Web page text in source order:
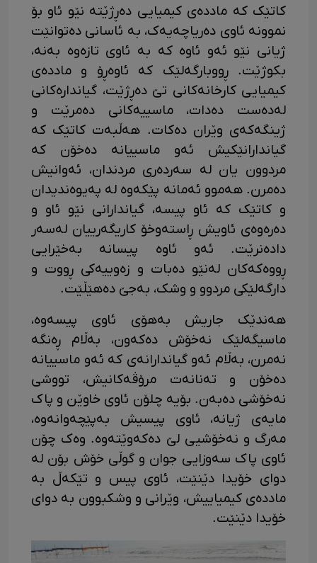
کاتێک کە ماددەی کیمیایی دەڕژێتە نێو ئاو بۆ
نموونە ئاوی دەریاچەیەک، بە ئاسانی دەتوانێت
ژیانی نێو ئەو ئاوە کە بە ئاوی تازەوە بەنە،
بکوژێت. ڕووبارگەلێک کە ئاوەڕۆ و ماددەی
کیمیایی کارخانەکانی تێ دەڕژێت، گیاندارەکانی
لەدەست دەدات، ماسییەکانی دەمرێت و
ژینگەکەی وێران دەکات. هەڵبەت کاتێک کە
گیاندارانێکیش ئەو ماسییانە دەخۆن کە
مردوون یان لە سەردەری مردندان، ئەوانیش
دەمرن. هەموو ئەمانە پێکەوە لە پەیوەندیدان
و کاتێک کە ئاو پیسە، گیاندارانی نێو ئاو و
دەرەوەی ئاویش ڕاستەوخۆ کاریگەرییان لەسەر
دادەنرێت. ئەو ئاوە پیسانە بەخێرایی
ڕووەکەکان لەنێو دەبات و زەوییەکی ڕووت و
دارگەلێکی مردوو و وشک، بەجێ دەهێڵێت.
هەندێک جاریش بەهۆی ئاوی پیسەوە،
ماسیگەلێک نەخۆش دەکەون، بەڵام ڕەنگە
نەمرن، بەڵام ئەو گیاندارانەی کە ئەو ماسییانە
دەخۆن و تەنانەت مرۆڤەکانیش، تووشی
نەخۆشی دەبەن. بۆیە چلۆن ئاوی خاوێن و پاک
مایەی ژیانە، ئاوی پیسیش بەپێچەوانەوە،
مەرگ و نەخۆشیی لێ دەکەوێتەوە. وەک چۆن
ئاوی پاک سەوزایی جوان و گوڵی خۆش بۆن لە
دوای خۆیدا دێنێت، ئاوی پیس و تێکەڵ بە
ماددەی کیمیاییش، وێرانی و وشکبوون بە دوای
خۆیدا دێنێت.